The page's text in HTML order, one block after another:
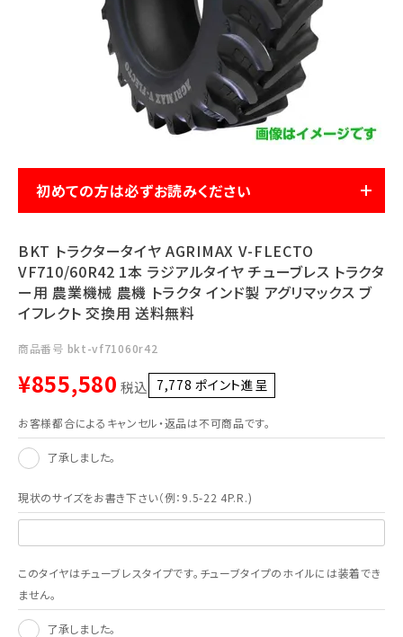
FAQ
メールでのお問い合わせ
info@agriz.net
0739-72-4532
24時間受付
初めての方は必ずお読みください
BKT トラクタータイヤ AGRIMAX V-FLECTO
VF710/60R42 1本 ラジアルタイヤ チューブレス トラクタ
ー用 農業機械 農機 トラクタ インド製 アグリマックス ブ
イフレクト 交換用 送料無料
商品番号 bkt-vf71060r42
¥855,580 税込 7,778 ポイント進呈 ]
お客様都合によるキャンセル・返品は不可商品です。
了承しました。
現状のサイズをお書き下さい（例：9.5-22 4P.R.)
このタイヤはチューブレスタイプです。チューブタイプのホイルには装着でき
ません。
了承しました。